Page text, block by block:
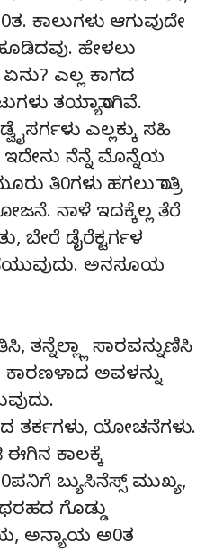
ಕಾಲುಗಳು ಆಗುವುದೇ
ಹೇಳಲು
ಎಲ್ಲ ಕಾಗದ
ತಯ್ಯಾರಾಗಿವೆ.
ಎಲ್ಲಕ್ಕು ಸಹಿ
ನೆನ್ನೆ ಮೊನ್ನೆಯ
ತಿ0ಗಳು ಹಗಲು ರಾತ್ರಿ
ನಾಳೆ ಇದಕ್ಕೆಲ್ಲ ತೆರೆ
ಬೇರೆ ಡೈರೆಕ್ಟರ್ಗಳ
ಅನಸೂಯ
ತನ್ನೆಲ್ಲ್ಲಾ ಸಾರವನ್ನುಣಿಸಿ
ಅವಳನ್ನು
ತರ್ಕಗಳು, ಯೋಚನೆಗಳು.
ಕಾಲಕ್ಕೆ
ಬ್ಯುಸಿನೆಸ್ಸ್ ಮುಖ್ಯ,
ಗೊಡ್ಡು
ಅನ್ಯಾಯ ಅ0ತ